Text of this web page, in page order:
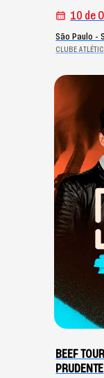
10 de
São Paulo -
CLUBE
BEEF
PRUDENTE